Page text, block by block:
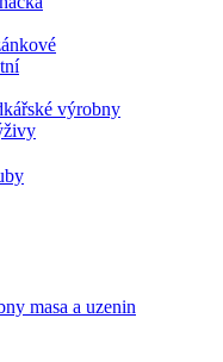
výrobny
masa a uzenin